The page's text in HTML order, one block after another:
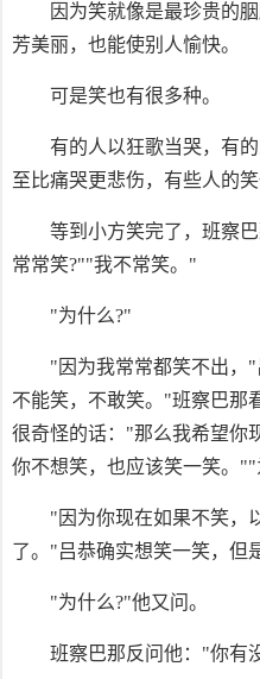
因为笑就像是最珍贵的
芳美丽，也能使别人愉快。
可是笑也有很多种。
有的人以狂歌当哭，有
至比痛哭更悲伤，有些人的
等到小方笑完了，班察
常常笑?""我不常笑。"
"为什么?"
"因为我常常都笑不出，
不能笑，不敢笑。"班察巴那
很奇怪的话："那么我希望你
你不想笑，也应该笑一笑。""
"因为你现在如果不笑，
了。"吕恭确实想笑一笑，但
"为什么?"他又问。
班察巴那反问他："你有